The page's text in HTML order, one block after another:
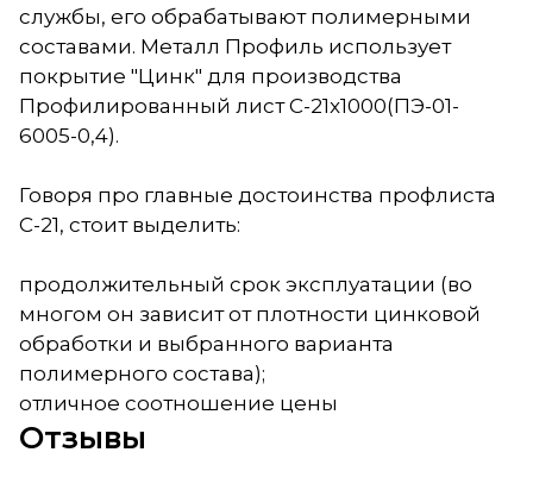
службы, его обрабатывают полимерными
составами. Металл Профиль использует
покрытие "Цинк" для производства
Профилированный лист С-21x1000(ПЭ-01-
6005-0,4).
Говоря про главные достоинства профлиста
С-21, стоит выделить:
продолжительный срок эксплуатации (во
многом он зависит от плотности цинковой
обработки и выбранного варианта
полимерного состава);
отличное соотношение цены
Отзывы